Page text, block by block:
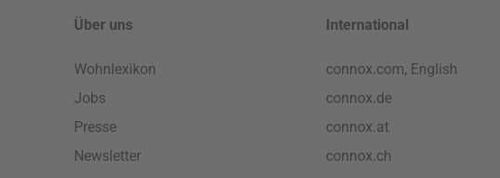
Über uns
Wohnlexikon
Jobs
Presse
Newsletter
International
connox.com, English
connox.de
connox.at
connox.ch